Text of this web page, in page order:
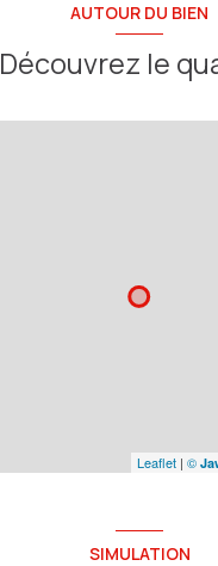
AUTOUR DU BIEN
Découvrez le
Leaflet | ©
SIMULATION